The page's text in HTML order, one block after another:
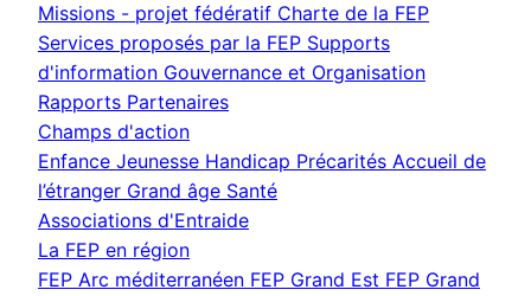
Missions - projet fédératif Charte de la FEP
Services proposés par la FEP Supports
d'information Gouvernance et Organisation
Rapports Partenaires
Champs d'action
Enfance Jeunesse Handicap Précarités Accueil de
l’étranger Grand âge Santé
Associations d'Entraide
La FEP en région
FEP Arc méditerranéen FEP Grand Est FEP Grand